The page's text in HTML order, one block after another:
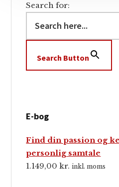
Search for:
Search Button
E-bog
Find din passion og
personlig samtale
1.149,00kr. inkl. moms